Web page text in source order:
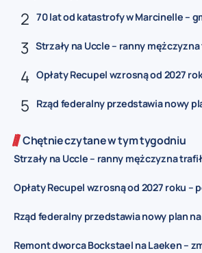
70 lat od katastrofy w Marcinelle –
Strzały na Uccle – ranny mężczyzna
Opłaty Recupel wzrosną od 2027
Rząd federalny przedstawia nowy
Chętnie czytane w tym tygodniu
Strzały na Uccle – ranny mężczyzna
Opłaty Recupel wzrosną od 2027 roku –
Rząd federalny przedstawia nowy plan
Remont dworca Bockstael na Laeken –